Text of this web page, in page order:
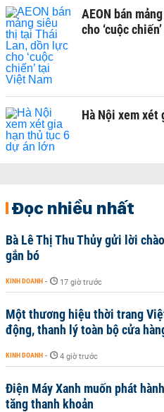
AEON bán
cho ‘cuộc
Hà Nội xem xét
Đọc nhiều nhất
Bà Lê Thị Thu Thủy gửi lời
gắn bó
KINH DOANH - 17 giờ trước
Một thương hiệu thời trang
động, thanh lý toàn bộ cửa
KINH DOANH - 4 giờ trước
Điện Máy Xanh muốn phát
tăng thanh khoản